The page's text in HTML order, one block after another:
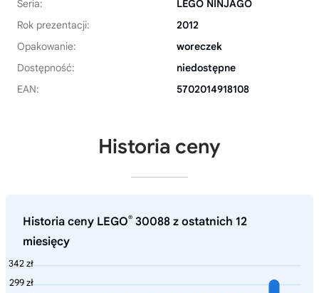
Seria:
LEGO NINJAGO
Rok prezentacji:
2012
Opakowanie:
woreczek
Dostępność:
niedostępne
EAN:
5702014918108
Historia ceny
Historia ceny LEGO® 30088 z ostatnich 12
miesięcy
342 zł
299 zł